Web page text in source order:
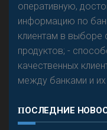
оперативную,
информацию по
клиентам в выборе
продуктов; -
качественных
между банками и их
ПОСЛЕДНИЕ